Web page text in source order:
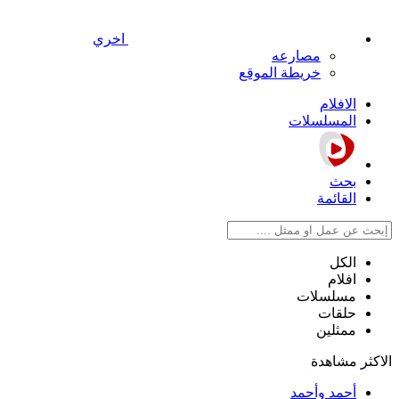
اخري
مصارعه
خريطة الموقع
الافلام
المسلسلات
بحث
القائمة
الكل
افلام
مسلسلات
حلقات
ممثلين
الاكثر مشاهدة
أحمد وأحمد